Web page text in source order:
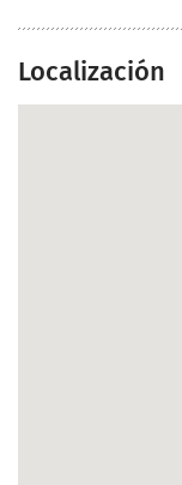
Localización